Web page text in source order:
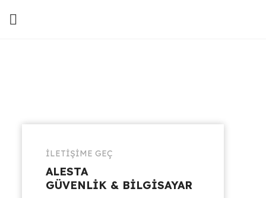
İLETİŞİME GEÇ
ALESTA
GÜVENLİK & BİLGİSAYAR